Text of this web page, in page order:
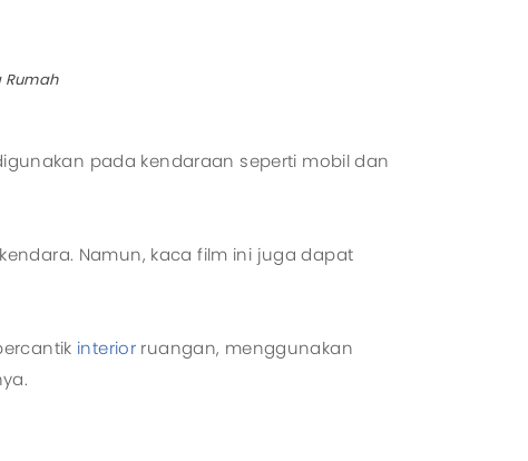
System
pada kendaraan seperti mobil dan
Namun, kaca film ini juga dapat
interior ruangan, menggunakan